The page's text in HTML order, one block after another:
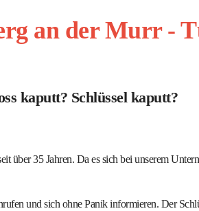
an der Murr -
kaputt? Schlüssel kaputt?
über 35 Jahren. Da es sich bei unserem
und sich ohne Panik informieren. Der